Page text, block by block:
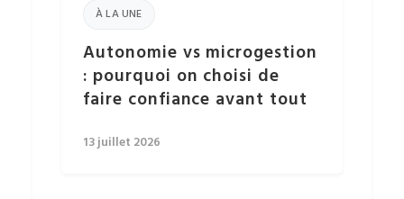
À LA UNE
Autonomie vs microgestion
: pourquoi on choisi de
faire confiance avant tout
13 juillet 2026